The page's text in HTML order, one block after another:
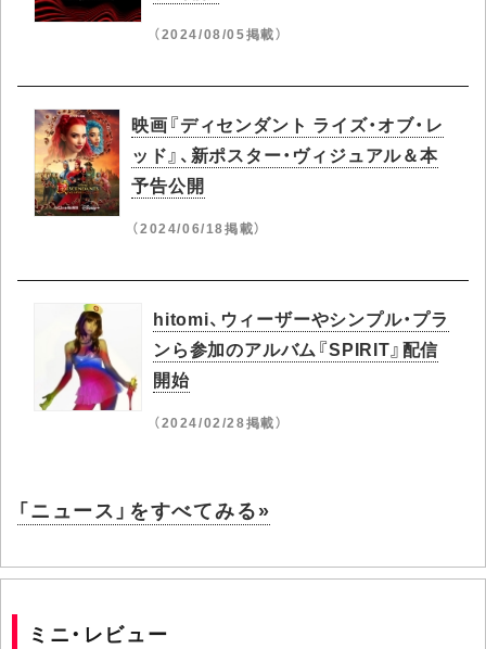
（2024/08/05掲載）
映画『ディセンダント ライズ・オブ・レ
ッド』、新ポスター・ヴィジュアル＆本
予告公開
（2024/06/18掲載）
hitomi、ウィーザーやシンプル・プラ
ンら参加のアルバム『SPIRIT』配信
開始
（2024/02/28掲載）
「ニュース」をすべてみる»
ミニ・レビュー